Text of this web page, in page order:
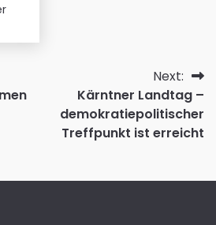
Next:
Kärntner Landtag –
demokratiepolitischer
Treffpunkt ist erreicht